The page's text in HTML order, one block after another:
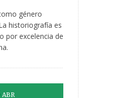
género
historiografía es
por excelencia de
ABR